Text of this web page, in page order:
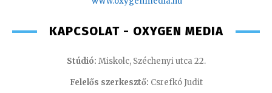
KAPCSOLAT - OXYGEN MEDIA
Stúdió: Miskolc, Széchenyi utca 22.
Felelős szerkesztő: Csrefkó Judit